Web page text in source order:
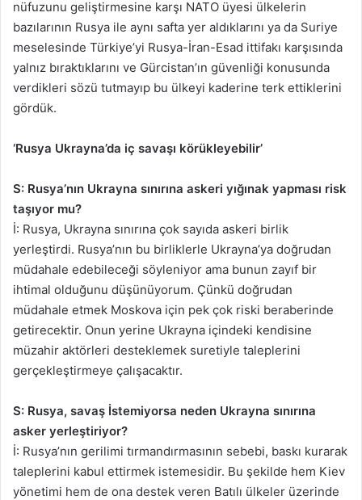
nüfuzunu geliştirmesine karşı NATO üyesi ülkelerin
bazılarının Rusya ile aynı safta yer aldıklarını ya da Suriye
meselesinde Türkiye’yi Rusya-İran-Esad ittifakı karşısında
yalnız bıraktıklarını ve Gürcistan’ın güvenliği konusunda
verdikleri sözü tutmayıp bu ülkeyi kaderine terk ettiklerini
gördük.
‘Rusya Ukrayna’da iç savaşı körükleyebilir’
S: Rusya’nın Ukrayna sınırına askeri yığınak yapması risk
taşıyor mu?
İ: Rusya, Ukrayna sınırına çok sayıda askeri birlik
yerleştirdi. Rusya’nın bu birliklerle Ukrayna’ya doğrudan
müdahale edebileceği söyleniyor ama bunun zayıf bir
ihtimal olduğunu düşünüyorum. Çünkü doğrudan
müdahale etmek Moskova için pek çok riski beraberinde
getirecektir. Onun yerine Ukrayna içindeki kendisine
müzahir aktörleri desteklemek suretiyle taleplerini
gerçekleştirmeye çalışacaktır.
S: Rusya, savaş İstemiyorsa neden Ukrayna sınırına
asker yerleştiriyor?
İ: Rusya’nın gerilimi tırmandırmasının sebebi, baskı kurarak
taleplerini kabul ettirmek istemesidir. Bu şekilde hem Kiev
yönetimi hem de ona destek veren Batılı ülkeler üzerinde